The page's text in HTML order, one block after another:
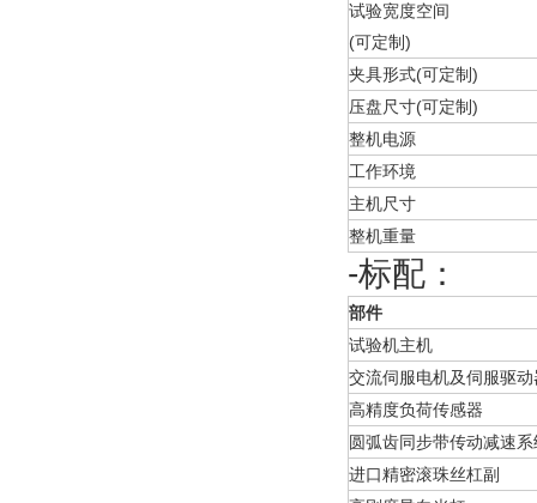
试验宽度空间
(可定制)
夹具形式(可定制)
压盘尺寸(可定制)
整机电源
工作环境
主机尺寸
整机重量
-标配：
部件
试验机主机
交流伺服电机及伺服驱动
高精度负荷传感器
圆弧齿同步带传动减速系
进口精密滚珠丝杠副